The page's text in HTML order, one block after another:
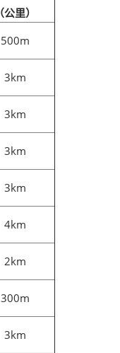
（公里）
500m
3km
3km
3km
3km
4km
2km
300m
3km